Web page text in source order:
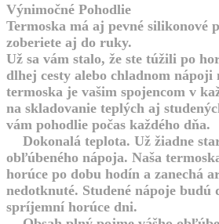
Výnimočné Pohodlie
Termoska má aj pevné silikonové
zoberiete aj do ruky.
Už sa vám stalo, že ste túžili po
dlhej cesty alebo chladnom nápoji
termoska je vašim spojencom v
na skladovanie teplých aj
vám pohodlie počas každého dňa.
Dokonalá teplota. Už žiadne
obľúbeného nápoja. Naša
horúce po dobu hodín a zanechá
nedotknuté. Studené nápoje budú
spríjemní horúce dni.